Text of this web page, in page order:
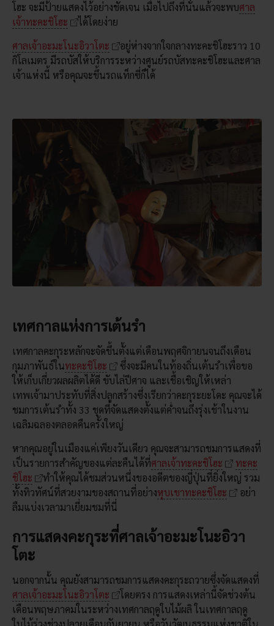
โฮะ จะมีป้ายแสดงไว้อย่างชัดเจน เมื่อไปถึงที่นั่นแล้วจะพบศาล
เจ้าทะคะชิโฮะ
ได้โดยง่าย
ศาลเจ้าอะมะโนะอิวาโตะ
อยู่ห่างจากใจกลางทะคะชิโฮะราว 10
กิโลเมตร มีรถบัสให้บริการระหว่างศูนย์รถบัสทะคะชิโฮะและศาล
เจ้าแห่งนี้ หรือคุณจะขึ้นรถแท็กซี่ก็ได้
เทศกาลแห่งการเต้นรำ
เทศกาลคะกุระหลักจะจัดขึ้นตั้งแต่เดือนพฤศจิกายนจนถึงเดือน
กุมภาพันธ์ในทะคะชิโฮะ
ซึ่งจะมีคนในท้องถิ่นเต้นรำเพื่อขอ
ให้เก็บเกี่ยวผลผลิตได้ดี ขับไล่ปีศาจ และเชื้อเชิญให้เหล่า
เทพเจ้ามาประทับที่สิ่งปลูกสร้างซึ่งเรียกว่าคะกุระยะโดะ คุณจะได้
ชมการเต้นรำทั้ง 33 ชุดที่จัดแสดงตั้งแต่ค่ำจนถึงรุ่งเช้าในงาน
เฉลิมฉลองตลอดคืนครั้งใหญ่
หากคุณอยู่ในเมืองแค่เพียงวันเดียว คุณจะสามารถชมการแสดงที่
เป็นรายการสำคัญของแต่ละคืนได้ที่ศาลเจ้าทะคะชิโฮะ
ทะคะ
ชิโฮะ
ทำให้คุณได้ชมส่วนหนึ่งของอดีตของญี่ปุ่นที่ยิ่งใหญ่ รวม
ทั้งทิวทัศน์ที่สวยงามของสถานที่อย่างหุบเขาทะคะชิโฮะ
อย่า
ลืมแบ่งเวลามาเยี่ยมชมที่นี่
การแสดงคะกุระที่ศาลเจ้าอะมะโนะอิวา
โตะ
นอกจากนั้น คุณยังสามารถชมการแสดงคะกุระถวายซึ่งจัดแสดงที่
ศาลเจ้าอะมะโนะอิวาโตะ
โดยตรง การแสดงเหล่านี้จัดช่วงต้น
เดือนพฤษภาคมในระหว่างเทศกาลฤดูใบไม้ผลิ ในเทศกาลฤดู